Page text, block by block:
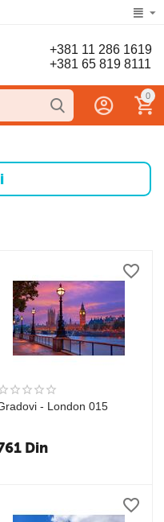
+381 11 286 1619
+381 65 819 8111
0
- London 015
Din